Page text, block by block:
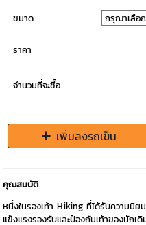
ขนาด
ราคา
จำนวนที่จะซื้อ
เพิ่มลงรถเข็น
คุณสมบัติ
หนึ่งในรองเท้า Hiking ที่ได้รับความนิ
แข็งแรงรองรับและป้องกันเท้าของนักเ